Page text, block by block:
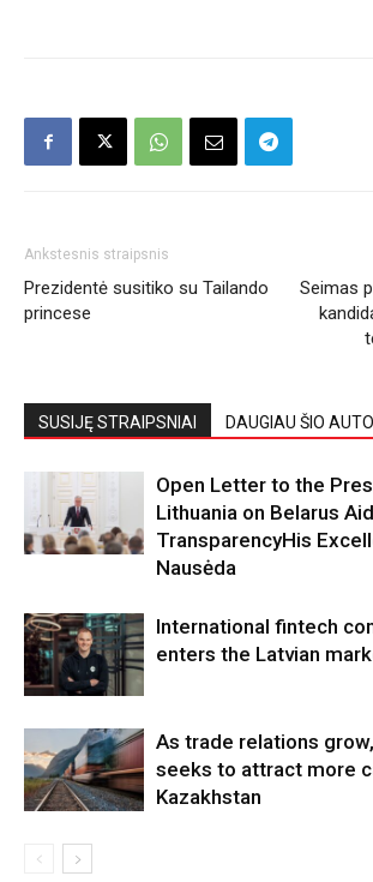
Ankstesnis straipsnis
Prezidentė susitiko su Tailando
princese
Seimas
SUSIJĘ STRAIPSNIAI DAUGIAU ŠIO
Open Letter to the
Lithuania on Belarus Aid
TransparencyHis
Nausėda
International fintech
enters the Latvian
As trade relations
seeks to attract more
Kazakhstan